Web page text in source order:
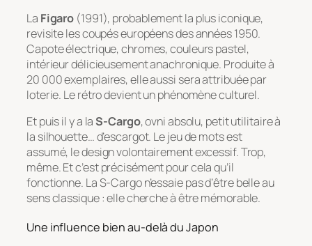
La Figaro (1991), probablement la plus iconique,
revisite les coupés européens des années 1950.
Capote électrique, chromes, couleurs pastel,
intérieur délicieusement anachronique. Produite à
20 000 exemplaires, elle aussi sera attribuée par
loterie. Le rétro devient un phénomène culturel.
Et puis il y a laS-Cargo, ovni absolu, petit utilitaire à
la silhouette… d’escargot. Le jeu de mots est
assumé, le design volontairement excessif. Trop,
même. Et c’est précisément pour cela qu’il
fonctionne. La S-Cargo n’essaie pas d’être belle au
sens classique : elle cherche à être mémorable.
Une influence bien au-delà du Japon